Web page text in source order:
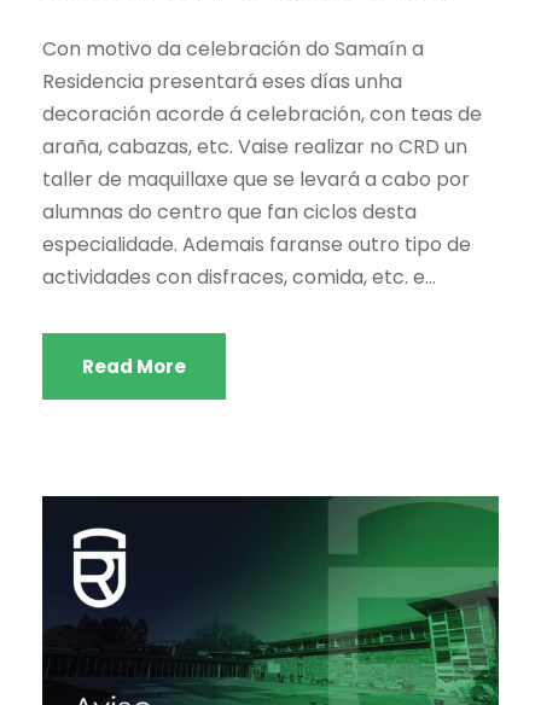
Con motivo da celebración do Samaín a
Residencia presentará eses días unha
decoración acorde á celebración, con teas de
araña, cabazas, etc. Vaise realizar no CRD un
taller de maquillaxe que se levará a cabo por
alumnas do centro que fan ciclos desta
especialidade. Ademais faranse outro tipo de
actividades con disfraces, comida, etc. e...
Read More